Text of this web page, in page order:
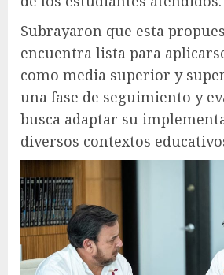
Subrayaron que esta
encuentra lista para
como media superior y
una fase de seguimiento y
busca adaptar su
diversos contextos